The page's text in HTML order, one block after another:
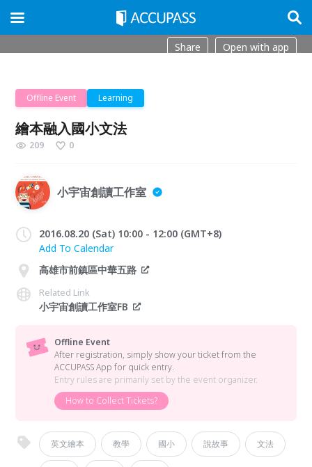
Share Open with app
Offline Event Learning
繪本融入國小文法
209 0
小宇宙創讀工作室
2016.08.20 (Sat) 10:00 - 12:00 (GMT+8)
Add To Calendar
高雄市前鎮區中華五路
Related Link
小宇宙創讀工作室FB
Offline Event
After registration, simply show your ticket from the
ACCUPASS App for quick entry.
Entry rules are primarily set by the event organizer.
How to Collect Tickets?
英文繪本 教學 國小 說故事 文法